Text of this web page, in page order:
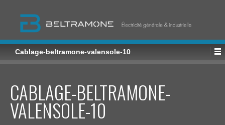
Cablage-beltramone-valensole-10
CABLAGE-BELTRAMONE-
VALENSOLE-10